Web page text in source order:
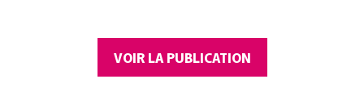
VOIR LA PUBLICATION